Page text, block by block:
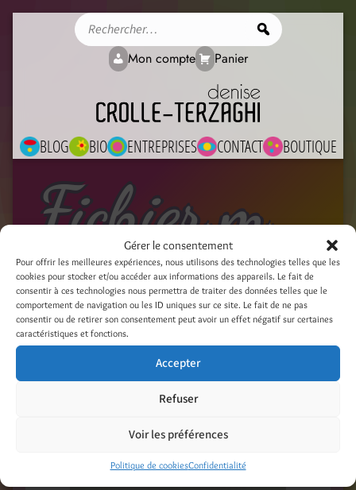
Gérer le consentement
Pour offrir les meilleures expériences, nous utilisons des technologies telles que les
cookies pour stocker et/ou accéder aux informations des appareils. Le fait de
consentir à ces technologies nous permettra de traiter des données telles que le
comportement de navigation ou les ID uniques sur ce site. Le fait de ne pas
consentir ou de retirer son consentement peut avoir un effet négatif sur certaines
caractéristiques et fonctions.
Accepter
Refuser
Voir les préférences
Politique de cookiesConfidentialité
BLOG BIO ENTREPRISES CONTACT BOUTIQUE
Mon compte Panier
Fichier média
IMG_3233
12 novembre 2023